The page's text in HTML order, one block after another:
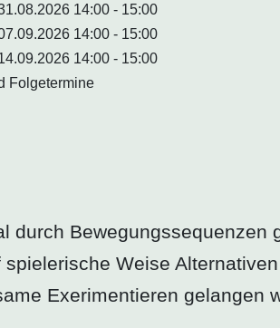
14:00 - 15:00
14:00 - 15:00
14:00 - 15:00
Folgetermine
durch Bewegungssequenzen
Weise
Exerimentieren gelangen